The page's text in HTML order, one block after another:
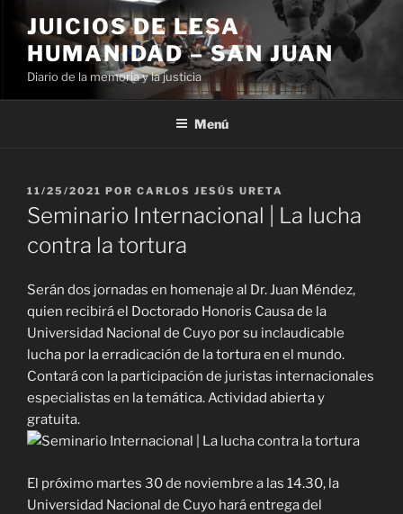
contenido
JUICIOS DE LESA
HUMANIDAD – SAN JUAN
Diario de la memoria y la justicia
Menú
PUBLICADO
EL
11/25/2021 POR CARLOS JESÚS URETA
Seminario Internacional | La lucha
contra la tortura
Serán dos jornadas en homenaje al Dr. Juan Méndez,
quien recibirá el Doctorado Honoris Causa de la
Universidad Nacional de Cuyo por su inclaudicable
lucha por la erradicación de la tortura en el mundo.
Contará con la participación de juristas internacionales
especialistas en la temática. Actividad abierta y
gratuita.
El próximo martes 30 de noviembre a las 14.30, la
Universidad Nacional de Cuyo hará entrega del